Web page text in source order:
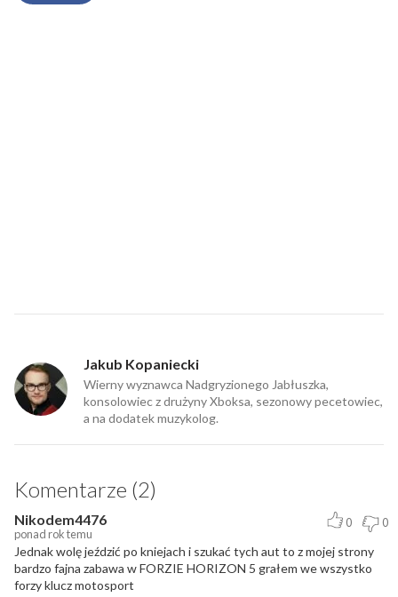
Jakub Kopaniecki
Wierny wyznawca Nadgryzionego Jabłuszka,
konsolowiec z drużyny Xboksa, sezonowy pecetowiec,
a na dodatek muzykolog.
Komentarze (2)
Nikodem4476
ponad rok temu
0 0
Jednak wolę jeździć po kniejach i szukać tych aut to z mojej strony
bardzo fajna zabawa w FORZIE HORIZON 5 grałem we wszystko
forzy klucz motosport